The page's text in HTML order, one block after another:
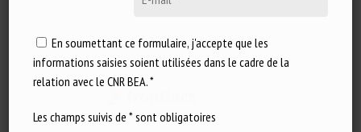
En soumettant ce formulaire, j'accepte que les
informations saisies soient utilisées dans le cadre de la
relation avec le CNR BEA. *
Les champs suivis de * sont obligatoires